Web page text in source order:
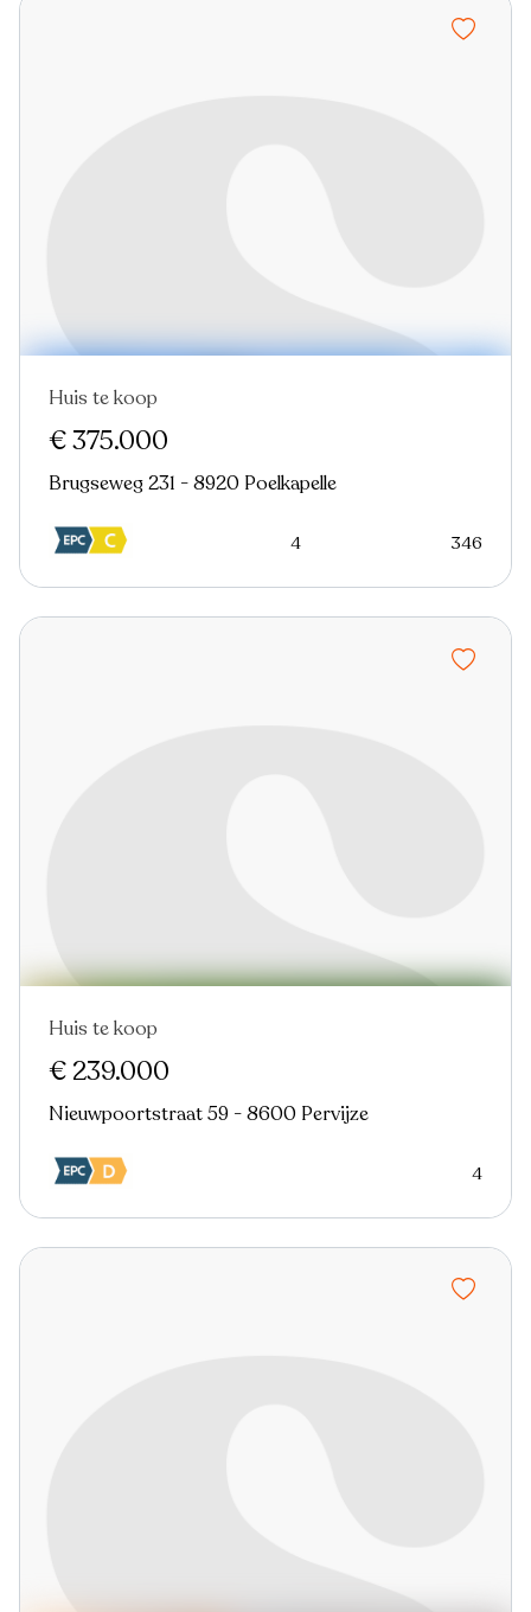
Nieuw
Huis te koop
€ 375.000
Brugseweg 231 - 8920 Poelkapelle
4 346
Nieuw
Huis te koop
€ 239.000
Nieuwpoortstraat 59 - 8600 Pervijze
4